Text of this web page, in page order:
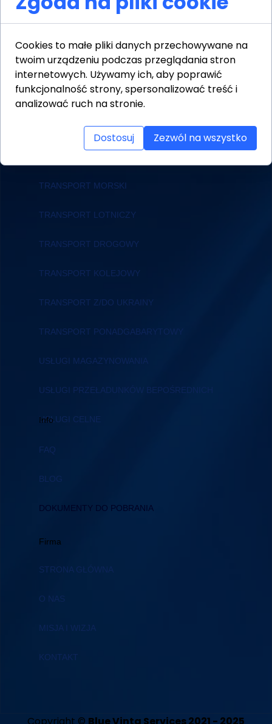
Firma
STRONA GŁÓWNA
O NAS
MISJA I WIZJA
KONTAKT
Info
FAQ
BLOG
DOKUMENTY DO POBRANIA
TRANSPORT MORSKI
TRANSPORT LOTNICZY
TRANSPORT DROGOWY
TRANSPORT KOLEJOWY
TRANSPORT Z/DO UKRAINY
TRANSPORT PONADGABARYTOWY
USŁUGI MAGAZYNOWANIA
USŁUGI PRZEŁADUNKÓW BEPOŚREDNICH
USŁUGI CELNE
Cookies to małe pliki danych przechowywane na
twoim urządzeniu podczas przeglądania stron
internetowych. Używamy ich, aby poprawić
funkcjonalność strony, spersonalizować treść i
analizować ruch na stronie.
Dostosuj Zezwól na wszystko